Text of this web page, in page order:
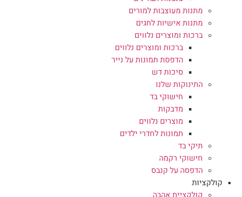
מתנות מעוצבות למורים
מתנות אישיות לחגים
ברכות ומוצרים נלווים
ברכות ומוצרים נלווים
הדפסת תמונות על נייר
סיכות דש
התינוקות שלנו
חישוקי בד
מדבקות
מוצרים נלווים
תמונות לחדרי ילדים
תיקי בד
חישוקי רקמה
הדפסה על קנבס
קולקציות